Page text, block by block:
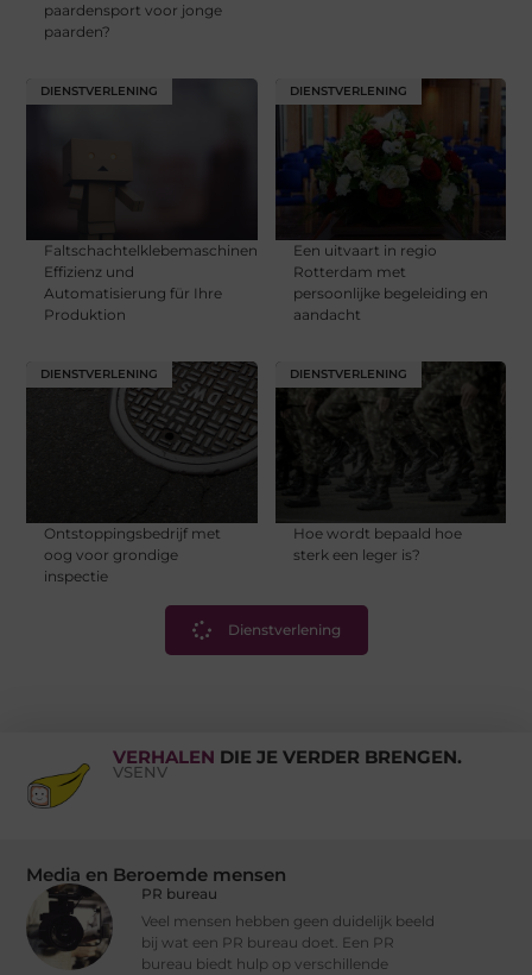
paardensport voor jonge
paarden?
DIENSTVERLENING
Faltschachtelklebemaschinen:
Effizienz und
Automatisierung für Ihre
Produktion
DIENSTVERLENING
Een uitvaart in regio
Rotterdam met
persoonlijke begeleiding en
aandacht
DIENSTVERLENING
Ontstoppingsbedrijf met
oog voor grondige
inspectie
DIENSTVERLENING
Hoe wordt bepaald hoe
sterk een leger is?
Dienstverlening
VERHALEN DIE JE VERDER BRENGEN.
VSENV
Media en Beroemde mensen
PR bureau
Veel mensen hebben geen duidelijk beeld
bij wat een PR bureau doet. Een PR
bureau biedt hulp op verschillende